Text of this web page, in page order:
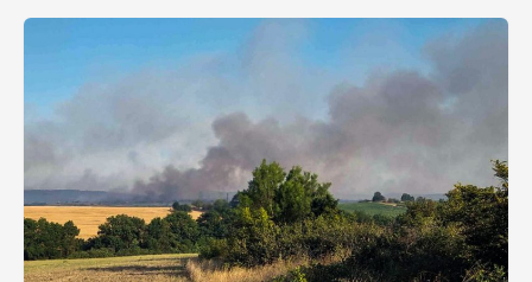
президент Еманюел Макрон. Еднодневният форум...